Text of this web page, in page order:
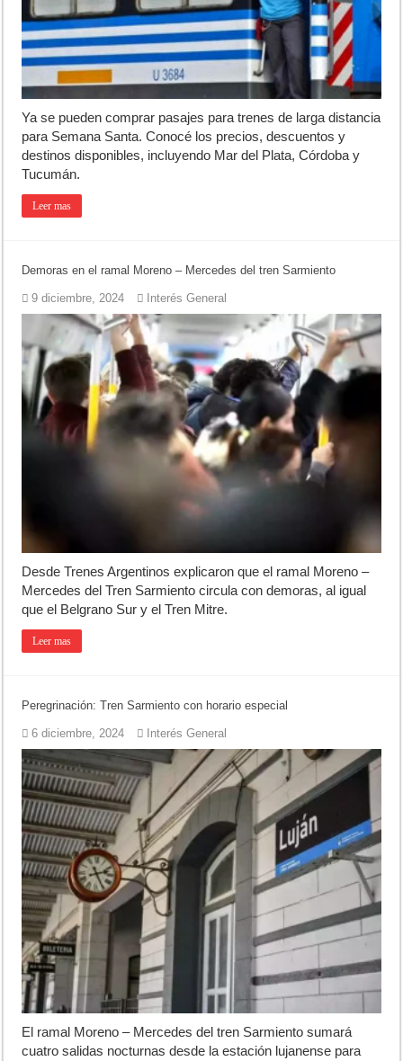
Ya se pueden comprar pasajes para trenes de larga distancia
para Semana Santa. Conocé los precios, descuentos y
destinos disponibles, incluyendo Mar del Plata, Córdoba y
Tucumán.
Leer mas
Demoras en el ramal Moreno – Mercedes del tren Sarmiento
9 diciembre, 2024 Interés General
Desde Trenes Argentinos explicaron que el ramal Moreno –
Mercedes del Tren Sarmiento circula con demoras, al igual
que el Belgrano Sur y el Tren Mitre.
Leer mas
Peregrinación: Tren Sarmiento con horario especial
6 diciembre, 2024 Interés General
El ramal Moreno – Mercedes del tren Sarmiento sumará
cuatro salidas nocturnas desde la estación lujanense para